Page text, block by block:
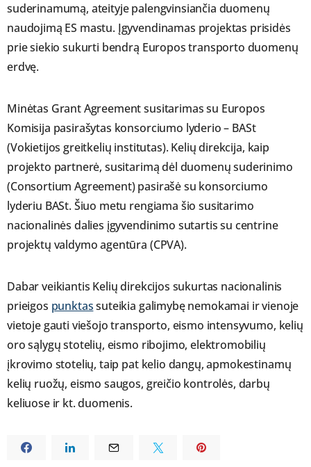
suderinamumą, ateityje palengvinsiančia duomenų
naudojimą ES mastu. Įgyvendinamas projektas prisidės
prie siekio sukurti bendrą Europos transporto duomenų
erdvę.
Minėtas Grant Agreement susitarimas su Europos
Komisija pasirašytas konsorciumo lyderio – BASt
(Vokietijos greitkelių institutas). Kelių direkcija, kaip
projekto partnerė, susitarimą dėl duomenų suderinimo
(Consortium Agreement) pasirašė su konsorciumo
lyderiu BASt. Šiuo metu rengiama šio susitarimo
nacionalinės dalies įgyvendinimo sutartis su centrine
projektų valdymo agentūra (CPVA).
Dabar veikiantis Kelių direkcijos sukurtas nacionalinis
prieigos punktassuteikia galimybę nemokamai ir vienoje
vietoje gauti viešojo transporto, eismo intensyvumo, kelių
oro sąlygų stotelių, eismo ribojimo, elektromobilių
įkrovimo stotelių, taip pat kelio dangų, apmokestinamų
kelių ruožų, eismo saugos, greičio kontrolės, darbų
keliuose ir kt. duomenis.